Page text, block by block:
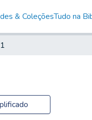
& ColeçõesTudo na